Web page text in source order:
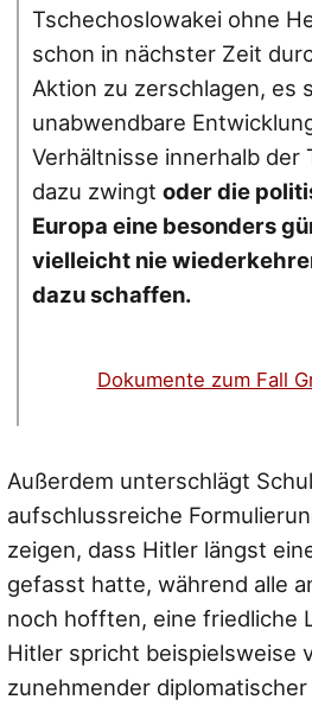
Tschechoslowakei ohne
schon in nächster Zeit
Aktion zu zerschlagen, es
unabwendbare
Verhältnisse innerhalb der
dazu zwingtoder die
Europa eine besonders
vielleicht nie
dazu schaffen.
Dokumente zum Fall
Außerdem unterschlägt
aufschlussreiche
zeigen, dass Hitler längst
gefasst hatte, während alle
noch hofften, eine friedliche
Hitler spricht beispielsweise
zunehmender diplomatischer